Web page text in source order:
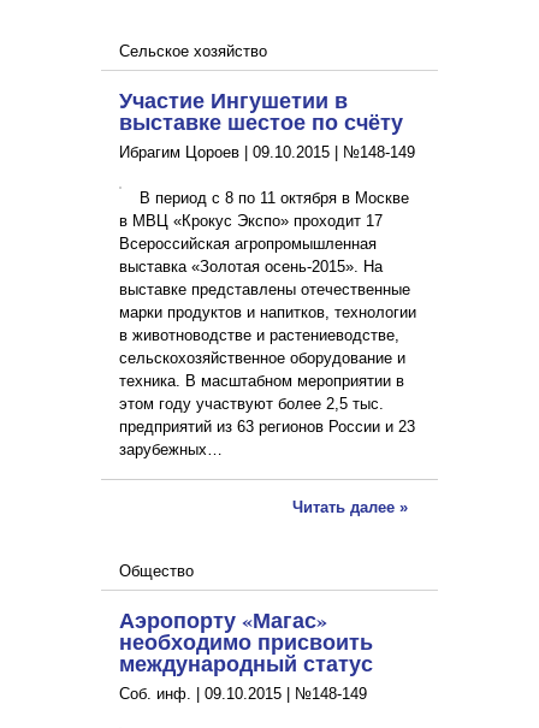
Сельское хозяйство
Участие Ингушетии в
выставке шестое по счёту
Ибрагим Цороев | 09.10.2015 №148-149
В период с 8 по 11 октября в Москве
в МВЦ «Крокус Экспо» проходит 17
Всероссийская агропромышленная
выставка «Золотая осень-2015». На
выставке представлены отечественные
марки продуктов и напитков, технологии
в животноводстве и растениеводстве,
сельскохозяйственное оборудование и
техника. В масштабном мероприятии в
этом году участвуют более 2,5 тыс.
предприятий из 63 регионов России и 23
зарубежных…
Читать далее »
Общество
Аэропорту «Магас»
необходимо присвоить
международный статус
Соб. инф. | 09.10.2015 №148-149